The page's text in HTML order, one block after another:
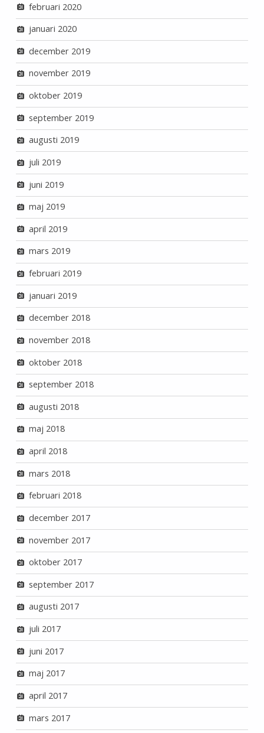
februari 2020
januari 2020
december 2019
november 2019
oktober 2019
september 2019
augusti 2019
juli 2019
juni 2019
maj 2019
april 2019
mars 2019
februari 2019
januari 2019
december 2018
november 2018
oktober 2018
september 2018
augusti 2018
maj 2018
april 2018
mars 2018
februari 2018
december 2017
november 2017
oktober 2017
september 2017
augusti 2017
juli 2017
juni 2017
maj 2017
april 2017
mars 2017